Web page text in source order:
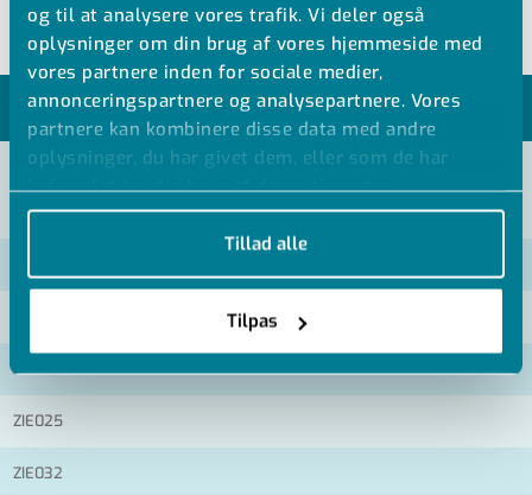
og til at analysere vores trafik. Vi deler også
oplysninger om din brug af vores hjemmeside med
vores partnere inden for sociale medier,
annonceringspartnere og analysepartnere. Vores
partnere kan kombinere disse data med andre
oplysninger, du har givet dem, eller som de har
indsamlet fra din brug af deres tjenester.
Tillad alle
Tilpas
MODELLER
ZIE020
ZIE025
ZIE032